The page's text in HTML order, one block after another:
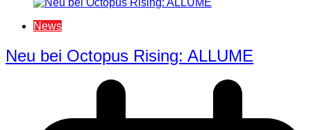
News
Neu bei Octopus Rising: ALLUME